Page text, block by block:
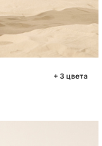
+ 3 цвета